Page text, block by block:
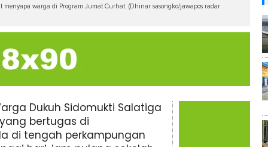
menyapa warga di Program Jumat Curhat. (Dhinar sasongko/jawapos radar
Warga Dukuh Sidomukti Salatiga
bertugas di
di tengah perkampungan